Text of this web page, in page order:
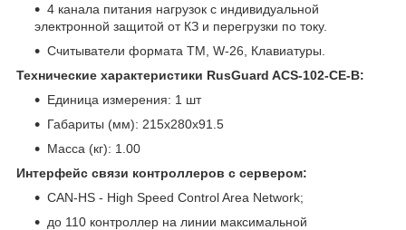
4 канала питания нагрузок с индивидуальной
электронной защитой от КЗ и перегрузки по току.
Считыватели формата TM, W-26, Клавиатуры.
Технические характеристики RusGuard ACS-102-CE-B:
Единица измерения: 1 шт
Габариты (мм): 215x280x91.5
Масса (кг): 1.00
Интерфейс связи контроллеров с сервером:
CAN-HS - High Speed Control Area Network;
до 110 контроллер на линии максимальной